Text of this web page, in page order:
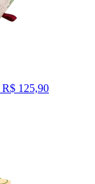
R$ 125,90